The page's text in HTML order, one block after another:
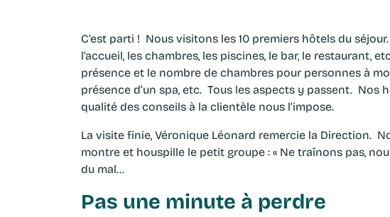
C’est parti ! Nous visitons les 10 premiers hôtels du
l’accueil, les chambres, les piscines, le bar, le
présence et le nombre de chambres pour personnes à
présence d’un spa, etc. Tous les aspects y passent.
qualité des conseils à la clientèle nous l’impose.
La visite finie, Véronique Léonard remercie la Direction.
montre et houspille le petit groupe : « Ne traînons pas,
du mal…
Pas une minute à perdre